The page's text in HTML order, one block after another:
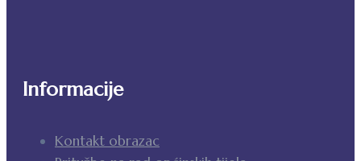
Informacije
Kontakt obrazac